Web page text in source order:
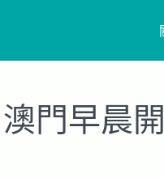
澳門早晨